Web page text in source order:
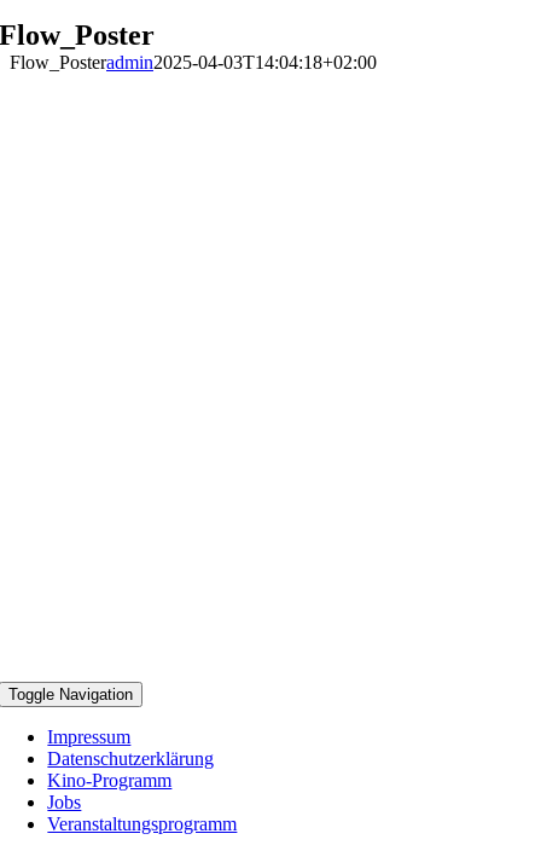
Flow_Poster
Flow_Posteradmin2025-04-03T14:04:18+02:00
Toggle Navigation
Impressum
Datenschutzerklärung
Kino-Programm
Jobs
Veranstaltungsprogramm